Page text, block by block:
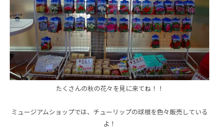
たくさんの秋の花々を見に来てね！！
ミュージアムショップでは、チューリップの球根を色々販売している
よ！